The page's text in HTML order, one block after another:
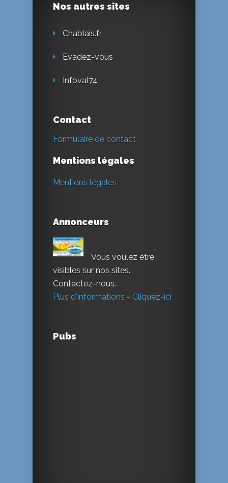
Nos autres sites
Chablais.fr
Evadez-vous
Infoval74
Contact
Formulaire de contact
Mentions légales
Mentions légales
Annonceurs
Vous voulez être
visibles sur nos sites.
Contactez-nous.
Plus d'informations - Cliquez-ici
Pubs